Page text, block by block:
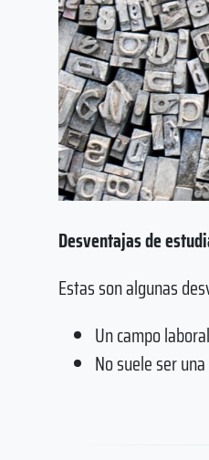
Desventajas de
Estas son algunas
Un campo
No suele ser